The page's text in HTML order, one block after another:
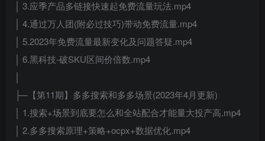
│ 3.应季产品多链接快速起免费流量玩法.mp4
│ 4.通过万人团(附必过技巧)带动免费流量.mp4
│ 5.2023年免费流量最新变化及问题答疑.mp4
│ 6.黑科技-破SKU区间价倍数.mp4
├─【第11期】多多搜索和多多场景(2023年4月更新)
│ 1.搜索+场景到底要怎么和全站配合才能量大投产高.mp4
│ 2.多多搜索原理+策略+ocpx+数据优化.mp4